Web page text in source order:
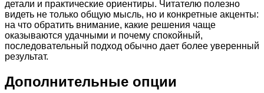
детали и практические ориентиры. Читателю полезно
видеть не только общую мысль, но и конкретные акценты:
на что обратить внимание, какие решения чаще
оказываются удачными и почему спокойный,
последовательный подход обычно дает более уверенный
результат.
Дополнительные опции